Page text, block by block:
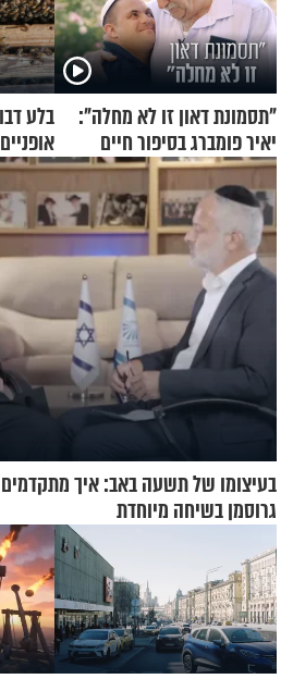
"תסמונת דאון זו לא מחלה":
יאיר פומברג בסיפור חיים
מעורר השראה
בלע
במצב
בעיצומו של תשעה באב: איך
גרוסמן בשיחה מיוחדת